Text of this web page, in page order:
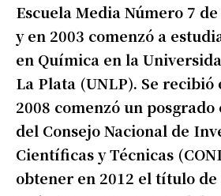
Escuela Media Número 7
y en 2003 comenzó a
en Química en la
La Plata (UNLP). Se recibió
2008 comenzó un posgrado
del Consejo Nacional de
Científicas y Técnicas
obtener en 2012 el título